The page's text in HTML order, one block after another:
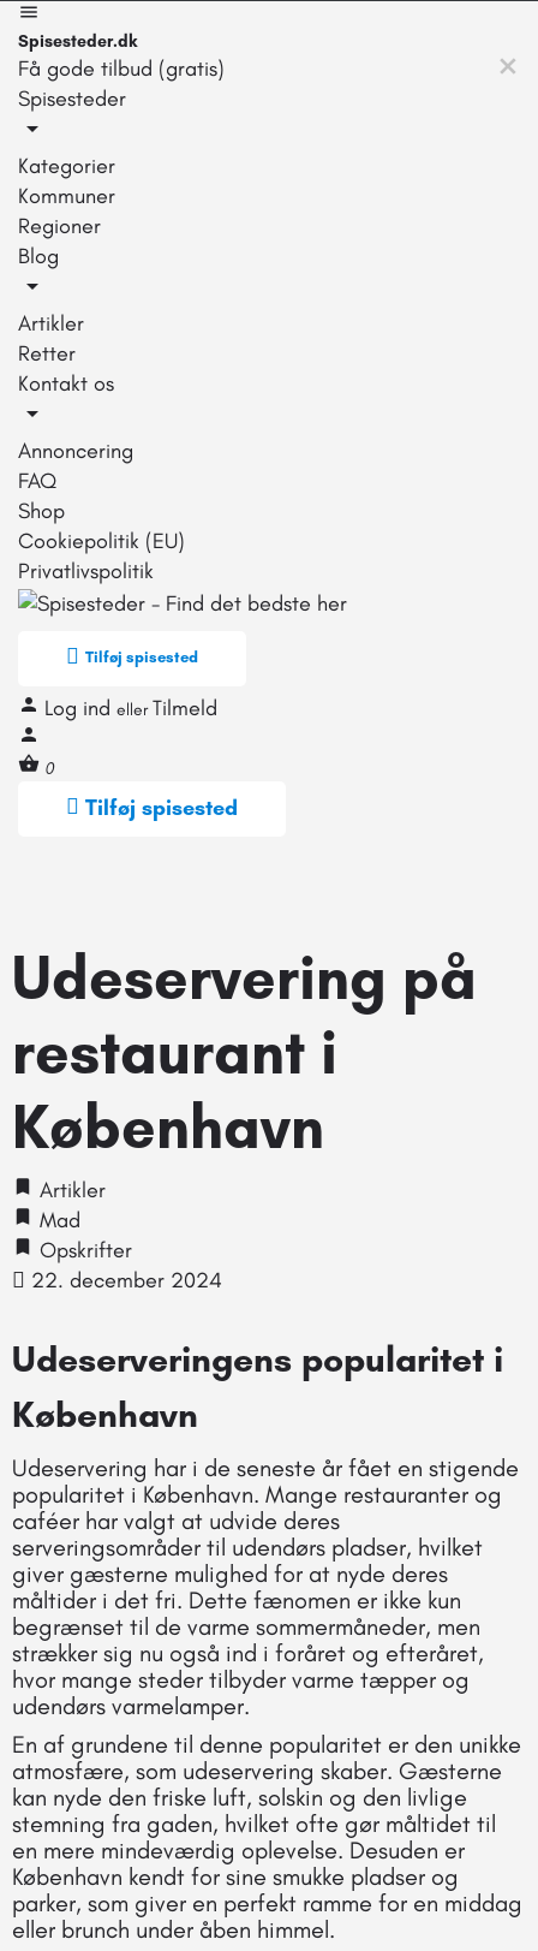
Spisesteder.dk
Få gode tilbud (gratis)
Spisesteder
Kategorier
Kommuner
Regioner
Blog
Artikler
Retter
Kontakt os
Annoncering
FAQ
Shop
Cookiepolitik (EU)
Privatlivspolitik
Tilføj spisested
Log ind eller Tilmeld
0
Tilføj spisested
Udeservering på
restaurant i
København
Artikler
Mad
Opskrifter
22. december 2024
Udeserveringens popularitet i
København
Udeservering har i de seneste år fået en stigende
popularitet i København. Mange restauranter og
caféer har valgt at udvide deres
serveringsområder til udendørs pladser, hvilket
giver gæsterne mulighed for at nyde deres
måltider i det fri. Dette fænomen er ikke kun
begrænset til de varme sommermåneder, men
strækker sig nu også ind i foråret og efteråret,
hvor mange steder tilbyder varme tæpper og
udendørs varmelamper.
En af grundene til denne popularitet er den unikke
atmosfære, som udeservering skaber. Gæsterne
kan nyde den friske luft, solskin og den livlige
stemning fra gaden, hvilket ofte gør måltidet til
en mere mindeværdig oplevelse. Desuden er
København kendt for sine smukke pladser og
parker, som giver en perfekt ramme for en middag
eller brunch under åben himmel.